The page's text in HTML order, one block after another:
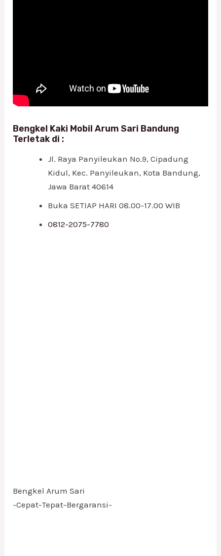
Bengkel Kaki Mobil Arum Sari Bandung
Terletak di :
Jl. Raya Panyileukan No.9, Cipadung
Kidul, Kec. Panyileukan, Kota Bandung,
Jawa Barat 40614
Buka SETIAP HARI 08.00-17.00 WIB
0812-2075-7780
Bengkel Arum Sari
-Cepat-Tepat-Bergaransi-